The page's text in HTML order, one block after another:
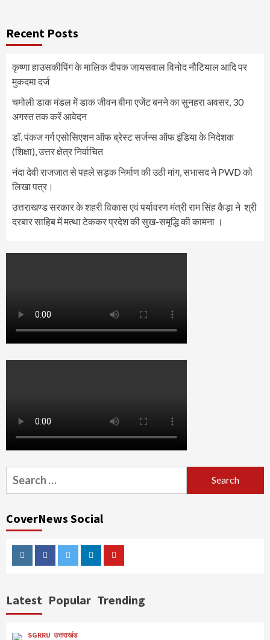
Recent Posts
कृष्णा हाउसकीपिंग के मालिक दीपक जायसवाल विनोद नौटियाल आदि पर
मुकदमा दर्ज
चमोली डाक मंडल में डाक जीवन बीमा एजेंट बनने का सुनहरा अवसर, 30
अगस्त तक करें आवेदन
डॉ. पंकज गर्ग एसोसिएशन ऑफ ब्रेस्ट सर्जन्स ऑफ इंडिया के निदेशक
(शिक्षा), उत्तर क्षेत्र निर्वाचित
नंदा देवी राजजात से पहले सड़क निर्माण की उठी मांग, सभासद ने PWD को
लिखा पत्र।
उत्तराखण्ड सरकार के शहरी विकास एवं पर्यावरण मंत्री राम सिंह कैड़ा ने श्री
दरबार साहिब में मत्था टेककर प्रदेश की सुख-समृद्धि की कामना ।
Search
for:
CoverNews Social
InstagramFacebookTwitterLinkedinYoutube
Latest Popular Trending
SGRRU उत्तराखंड